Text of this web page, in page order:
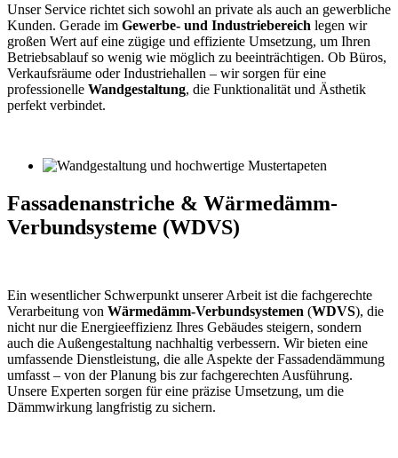
Unser Service richtet sich sowohl an private als auch an gewerbliche
Kunden. Gerade im Gewerbe- und Industriebereich legen wir
großen Wert auf eine zügige und effiziente Umsetzung, um Ihren
Betriebsablauf so wenig wie möglich zu beeinträchtigen. Ob Büros,
Verkaufsräume oder Industriehallen – wir sorgen für eine
professionelle Wandgestaltung, die Funktionalität und Ästhetik
perfekt verbindet.
Fassadenanstriche & Wärmedämm-
Verbundsysteme (WDVS)
Ein wesentlicher Schwerpunkt unserer Arbeit ist die fachgerechte
Verarbeitung von Wärmedämm-Verbundsystemen (WDVS), die
nicht nur die Energieeffizienz Ihres Gebäudes steigern, sondern
auch die Außengestaltung nachhaltig verbessern. Wir bieten eine
umfassende Dienstleistung, die alle Aspekte der Fassadendämmung
umfasst – von der Planung bis zur fachgerechten Ausführung.
Unsere Experten sorgen für eine präzise Umsetzung, um die
Dämmwirkung langfristig zu sichern.